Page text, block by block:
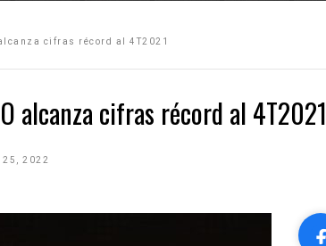
cifras récord al 4T2021
alcanza cifras récord al 4T2021
25, 2022